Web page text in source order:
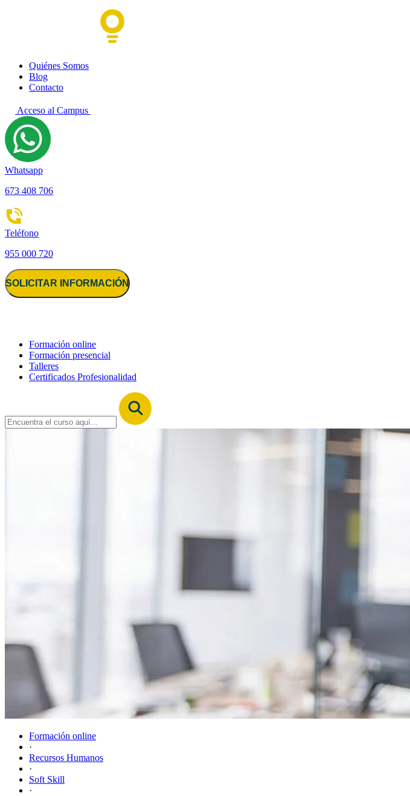
Quiénes Somos
Blog
Contacto
Acceso al Campus
Whatsapp
673 408 706
Teléfono
955 000 720
SOLICITAR INFORMACIÓN
Formación online
Formación presencial
Talleres
Certificados Profesionalidad
Formación online
·
Recursos Humanos
·
Soft Skill
·